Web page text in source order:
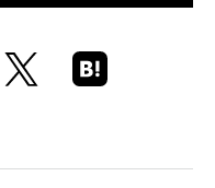
Hatena
Boo